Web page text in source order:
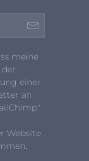
meine
einer
an
Website